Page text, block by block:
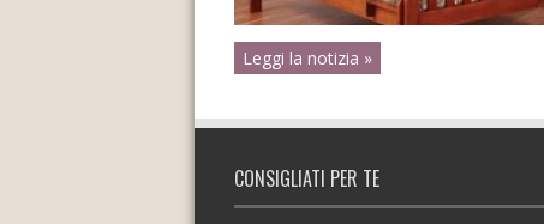
Leggi la notizia »
CONSIGLIATI PER TE